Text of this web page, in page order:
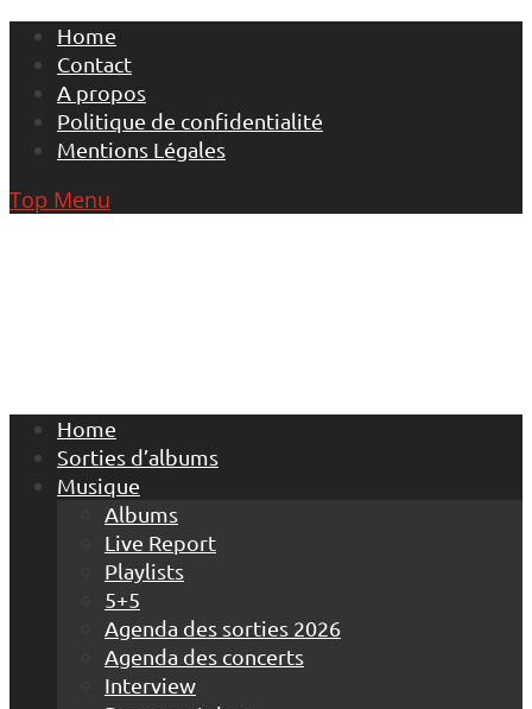
Skip
content
Home
Contact
A propos
Politique de confidentialité
Mentions Légales
Top Menu
Home
Sorties d’albums
Musique
Albums
Live Report
Playlists
5+5
Agenda des sorties 2026
Agenda des concerts
Interview